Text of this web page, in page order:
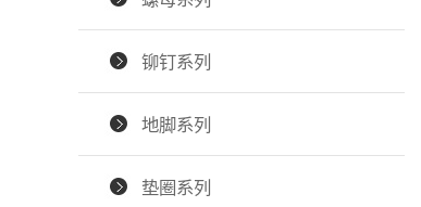
铆钉系列
地脚系列
垫圈系列